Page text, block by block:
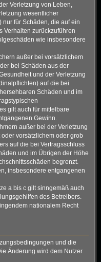
Verletzung von Leben,
wesentlicher
für Schäden, die auf ein
Verhalten zurückzuführen
wie insbesondere
außer bei vorsätzlichem
bei Schäden aus der
und der Verletzung
auf die bei
Schäden und im
gilt auch für mittelbare
Gewinn.
außer bei der Verletzung
vorsätzlichem oder grob
auf die bei Vertragsschluss
und im Übrigen der Höhe
begrenzt.
insbesondere entgangenen
a bis c gilt sinngemäß auch
des Betreibers.
nationalem Recht
und die
Änderung wird dem Nutzer